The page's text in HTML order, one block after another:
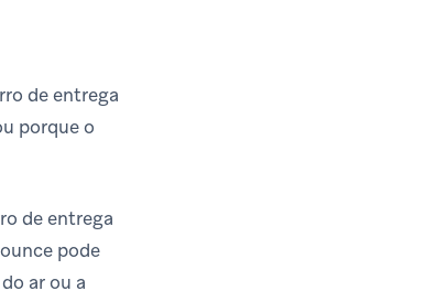
de entrega
porque o
de entrega
pode
ar ou a